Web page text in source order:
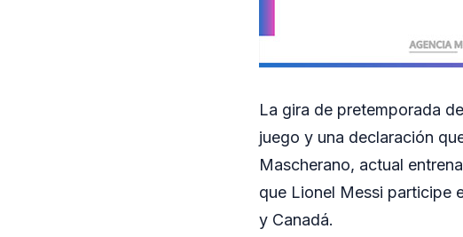
La gira de pretemporada
juego y una declaración
Mascherano, actual
que Lionel Messi participe
y Canadá.